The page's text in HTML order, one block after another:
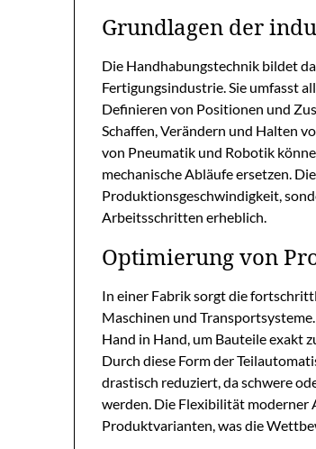
Grundlagen der
Die Handhabungstechnik bildet
Fertigungsindustrie. Sie umfasst
Definieren von Positionen und
Schaffen, Verändern und Halten
von Pneumatik und Robotik
mechanische Abläufe ersetzen.
Produktionsgeschwindigkeit,
Arbeitsschritten erheblich.
Optimierung von
In einer Fabrik sorgt die
Maschinen und
Hand in Hand, um Bauteile exakt
Durch diese Form der
drastisch reduziert, da schwere
werden. Die Flexibilität moderner
Produktvarianten, was die